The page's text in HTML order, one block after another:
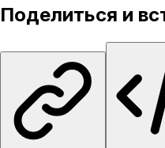
Поделиться и